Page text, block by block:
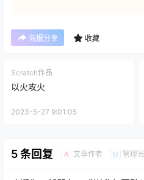
海报分享 收藏
Scratch作品
以火攻火
2023-5-27 9:01:05
5 条回复 A 文章作者 M 管理员